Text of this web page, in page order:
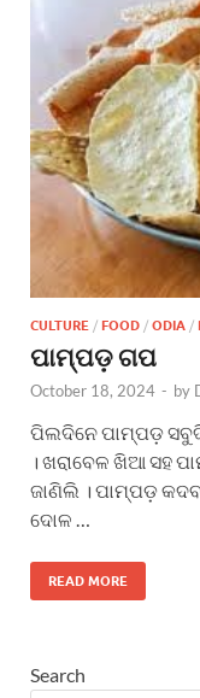
CULTURE / FOOD / ODIA /
ପାମ୍ପଡ଼ ଗପ
October 18, 2024 - by
ପିଲଦିନେ ପାମ୍ପଡ଼
। ଖରାବେଳ ଖିଆ ସହ
ଜାଣିଲି । ପାମ୍ପଡ଼
ଦୋଳ …
READ MORE
Search